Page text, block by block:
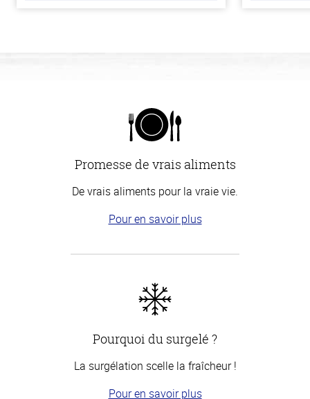
Promesse de vrais aliments
De vrais aliments pour la vraie vie.
Pour en savoir plus
Pourquoi du surgelé ?
La surgélation scelle la fraîcheur !
Pour en savoir plus